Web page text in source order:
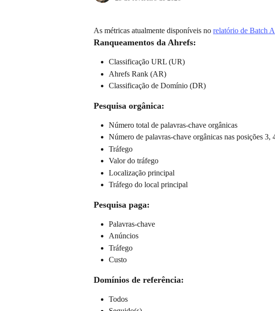
As métricas atualmente disponíveis no relatório de Batch
Ranqueamentos da Ahrefs:
Classificação URL (UR)
Ahrefs Rank (AR)
Classificação de Domínio (DR)
Pesquisa orgânica:
Número total de palavras-chave orgânicas
Número de palavras-chave orgânicas nas posições 3,
Tráfego
Valor do tráfego
Localização principal
Tráfego do local principal
Pesquisa paga:
Palavras-chave
Anúncios
Tráfego
Custo
Domínios de referência:
Todos